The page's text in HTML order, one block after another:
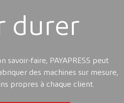
durer
savoir-faire, PAYAPRESS peut
des machines sur mesure,
propres à chaque client.